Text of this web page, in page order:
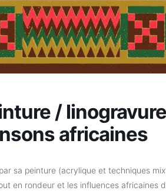
/
africaines
sa peinture (acrylique et techniques
en rondeur et les influences africaines